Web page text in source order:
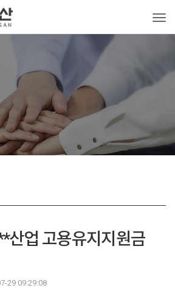
산업 고용유지지원금
29 09:29:08